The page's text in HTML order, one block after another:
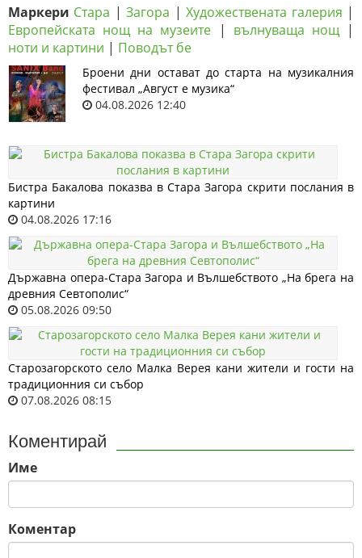
Маркери Стара |Загора |Художествената галерия |
Европейската нощ на музеите | вълнуваща нощ|
ноти и картини | Поводът бе
Броени дни остават до старта на музикалния
фестивал „Август е музика“
04.08.2026 12:40
Бистра Бакалова показва в Стара Загора скрити послания в
картини
04.08.2026 17:16
Държавна опера-Стара Загора и Вълшебството „На брега на
древния Севтополис“
05.08.2026 09:50
Старозагорското село Малка Верея кани жители и гости на
традиционния си събор
07.08.2026 08:15
Коментирай
Име
Коментар